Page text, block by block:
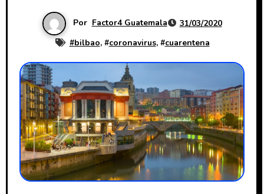
Por Factor4 Guatemala
31/03/2020
#bilbao, #coronavirus, #cuarentena